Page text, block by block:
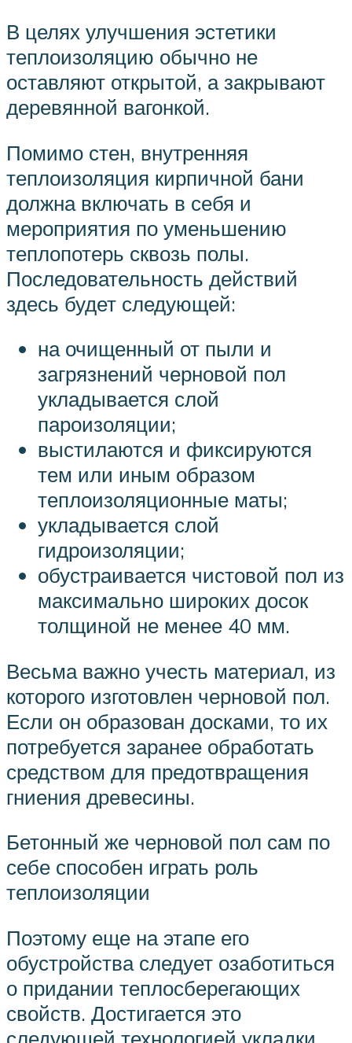
В целях улучшения эстетики
теплоизоляцию обычно не
оставляют открытой, а закрывают
деревянной вагонкой.
Помимо стен, внутренняя
теплоизоляция кирпичной бани
должна включать в себя и
мероприятия по уменьшению
теплопотерь сквозь полы.
Последовательность действий
здесь будет следующей:
на очищенный от пыли и
загрязнений черновой пол
укладывается слой
пароизоляции;
выстилаются и фиксируются
тем или иным образом
теплоизоляционные маты;
укладывается слой
гидроизоляции;
обустраивается чистовой пол из
максимально широких досок
толщиной не менее 40 мм.
Весьма важно учесть материал, из
которого изготовлен черновой пол.
Если он образован досками, то их
потребуется заранее обработать
средством для предотвращения
гниения древесины.
Бетонный же черновой пол сам по
себе способен играть роль
теплоизоляции
Поэтому еще на этапе его
обустройства следует озаботиться
о придании теплосберегающих
свойств. Достигается это